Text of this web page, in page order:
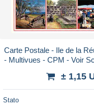
Carte Postale - Ile de la
- Multivues - CPM - Voir
± 1,15
Stato